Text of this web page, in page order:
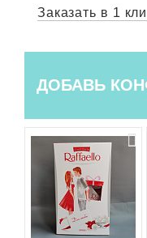
Заказать в 1
ДОБАВЬ